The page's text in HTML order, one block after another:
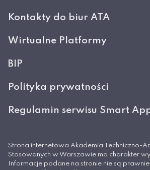
Kontakty do biur ATA
Wirtualne Platformy
BIP
Polityka prywatności
Regulamin serwisu Smart
Strona internetowa Akademia Techniczno-
Stosowanych w Warszawie ma charakter
Informacje podane na stronie nie są